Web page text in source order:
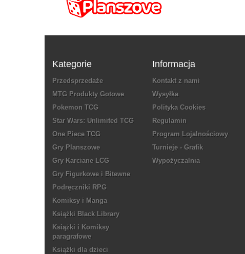
Kategorie
Przedsprzedaże
MTG Produkty Gotowe
Pokemon TCG
Star Wars: Unlimited TCG
One Piece TCG
Gry Planszowe
Gry Karciane LCG
Gry Figurkowe i Bitewne
Podręczniki RPG
Komiksy i Manga
Książki Black Library
Książki i Komiksy
paragrafowe
Książki dla dzieci
Informacja
Kontakt z nami
Wysyłka
Polityka Cookies
Regulamin
Program Lojalnościowy
Turnieje - Grafik
Wypożyczalnia